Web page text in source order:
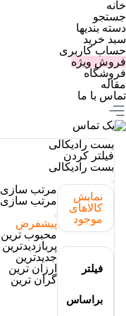
خانه
جستجو
دسته بندیها
سبد خرید
حساب کاربری
فروش ویژه
فروشگاه
مقاله
تماس با ما
بست رادیکالی
فیلتر کردن
بست رادیکالی
نمایش
کالاهای
موجود
فیلتر
براساس
مرتب سازی
مرتب سازی
پیشفرض
محبوب ترین
پربازدیدترین
جدیدترین
ارزان ترین
گران ترین